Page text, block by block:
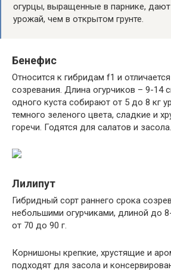
огурцы, выращенные в парнике,
урожай, чем в открытом грунте.
Бенефис
Относится к гибридам f1 и
созревания. Длина огурчиков – 9-14
одного куста собирают от 5 до 8 кг
темного зеленого цвета, сладкие и
горечи. Годятся для салатов и засола.
Лилипут
Гибридный сорт раннего срока
небольшими огурчиками, длиной до
от 70 до 90 г.
Корнишоны крепкие, хрустящие и
подходят для засола и